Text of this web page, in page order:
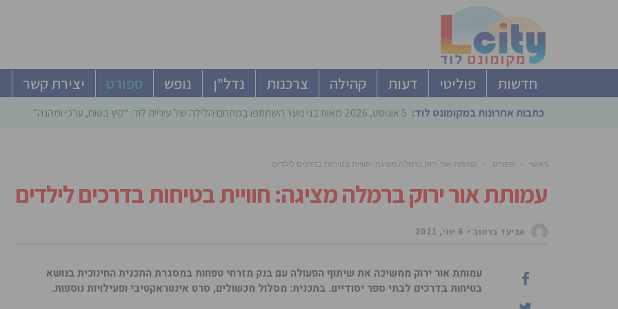
חדשות פוליטי דעות קהילה צרכנות נדל”ן נופש ספורט יצירת קשר
כתבות אחרונות במקומונט לוד: 5 אוגוסט, 2026 מאות בני נוער השתתפו במתחם הלילה של עיריית לוד: “קיץ בטוח, ערכי ומהנה”
ראשי » ספורט » עמותת אור ירוק ברמלה מציגה: חוויית בטיחות בדרכים לילדים
עמותת אור ירוק ברמלה מציגה: חוויית בטיחות בדרכים לילדים
אביעד ברטוב 6 יוני, 2021
עמותת אור ירוק ממשיכה את שיתוף הפעולה עם בנק מזרחי טפחות במסגרת התכנית החינוכית בנושא
בטיחות בדרכים לבתי ספר יסודיים. בתכנית: מסלול מכשולים, סרט אינטראקטיבי ופעילויות נוספות.